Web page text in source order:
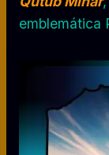
emblemática